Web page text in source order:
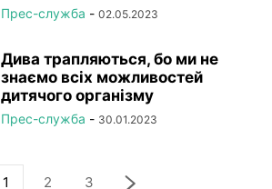
Прес-служба - 02.05.2023
Дива трапляються, бо ми не
знаємо всіх можливостей
дитячого організму
Прес-служба - 30.01.2023
1 2 3